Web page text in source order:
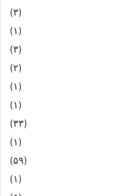
(۳)
(۱)
(۳)
(۲)
(۱)
(۱)
(۳۳)
(۱)
(۵۹)
(۱)